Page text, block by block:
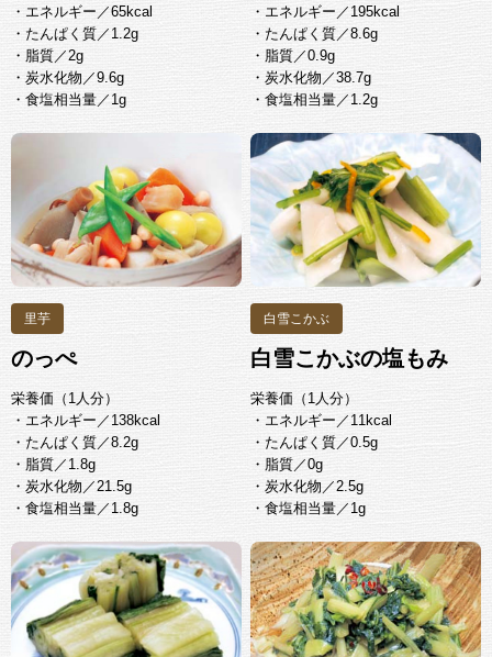
・エネルギー／65kcal
・たんぱく質／1.2g
・脂質／2g
・炭水化物／9.6g
・食塩相当量／1g
・エネルギー／195kcal
・たんぱく質／8.6g
・脂質／0.9g
・炭水化物／38.7g
・食塩相当量／1.2g
里芋
のっぺ
栄養価（1人分）
・エネルギー／138kcal
・たんぱく質／8.2g
・脂質／1.8g
・炭水化物／21.5g
・食塩相当量／1.8g
白雪こかぶ
白雪こかぶの塩もみ
栄養価（1人分）
・エネルギー／11kcal
・たんぱく質／0.5g
・脂質／0g
・炭水化物／2.5g
・食塩相当量／1g